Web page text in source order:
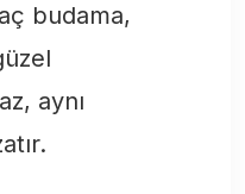
budama,
aynı